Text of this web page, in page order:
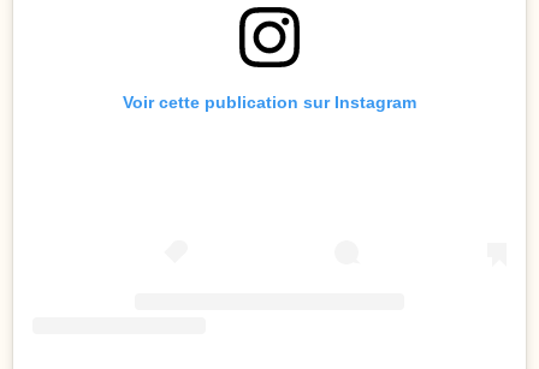
Voir cette publication sur Instagram